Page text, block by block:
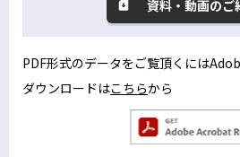
資料・動画のご
PDF形式のデータをご覧頂くには
ダウンロードはこちら
別
ウ
から